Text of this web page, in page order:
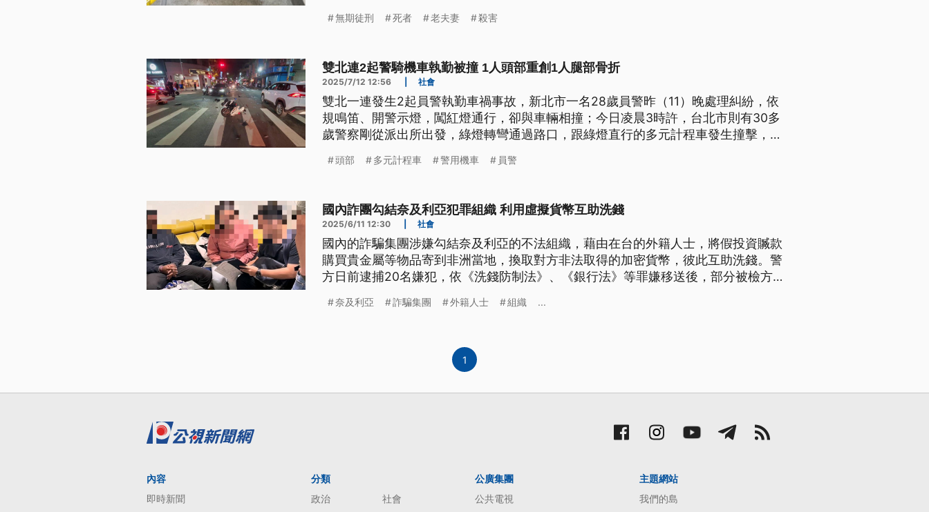
無期徒刑 死者 老夫妻 殺害
雙北連2起警騎機車執勤被撞 1人頭部重創1人腿部骨折
2025/7/12 12:56 社會
雙北一連發生2起員警執勤車禍事故，新北市一名28歲員警昨（11）晚處理糾紛，依
規鳴笛、開警示燈，闖紅燈通行，卻與車輛相撞；今日凌晨3時許，台北市則有30多
歲警察剛從派出所出發，綠燈轉彎通過路口，跟綠燈直行的多元計程車發生撞擊，頭
頭部 多元計程車 警用機車 員警
國內詐團勾結奈及利亞犯罪組織 利用虛擬貨幣互助洗錢
2025/6/11 12:30 社會
國內的詐騙集團涉嫌勾結奈及利亞的不法組織，藉由在台的外籍人士，將假投資贓款
購買貴金屬等物品寄到非洲當地，換取對方非法取得的加密貨幣，彼此互助洗錢。警
方日前逮捕20名嫌犯，依《洗錢防制法》、《銀行法》等罪嫌移送後，部分被檢方
出案件將犯下洩密罪，因此損失700多萬元。
奈及利亞 詐騙集團 外籍人士 組織 ...
1
內容
即時新聞
分類
政治
社會
公廣集團
公共電視
主題網站
我們的島